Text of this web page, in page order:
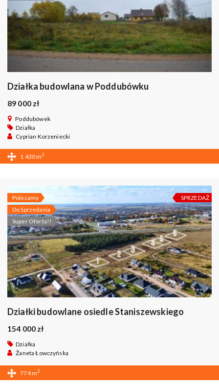
Działka budowlana w Poddubówku
89 000 zł
Poddubówek
Działka
Cyprian Korzeniecki
1 430 m2
Polecamy
Do Sprzedania
Super Oferta!!
SPRZEDAŻ
Działki budowlane osiedle Staniszewskiego
154 000 zł
Działka
Żaneta Łowczyńska
774 m2